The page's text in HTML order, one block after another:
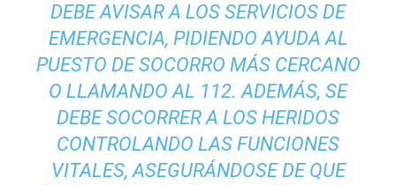
DEBE AVISAR A LOS SERVICIOS DE
EMERGENCIA, PIDIENDO AYUDA AL
PUESTO DE SOCORRO MÁS CERCANO
O LLAMANDO AL 112. ADEMÁS, SE
DEBE SOCORRER A LOS HERIDOS
CONTROLANDO LAS FUNCIONES
VITALES, ASEGURÁNDOSE DE QUE